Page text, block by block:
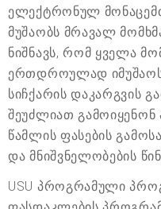
ელექტრონულ
მუშაობს მრავალ
ნიშნავს, რომ ყველა
ერთდროულად იმუშაოს
სიჩქარის დაკარგვის
შეუძლიათ
წამლის ფასების
და მნიშვნელობების
USU პროგრამული